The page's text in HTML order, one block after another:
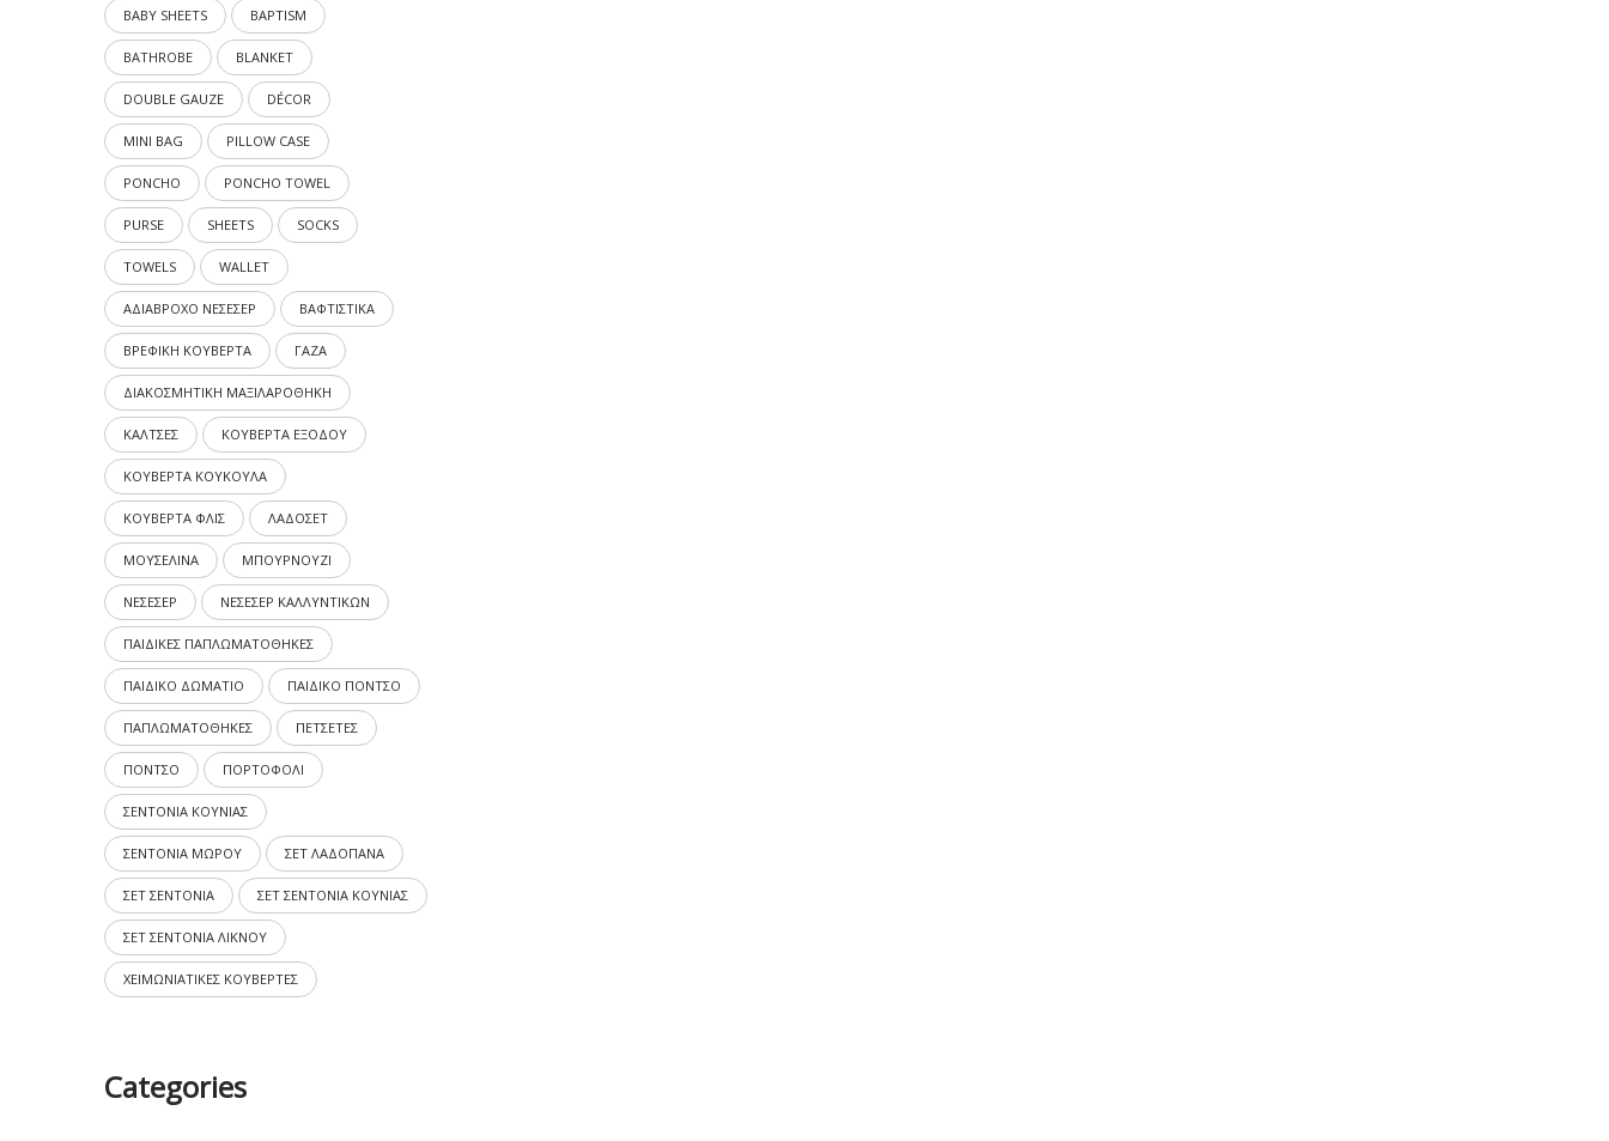
BABY SHEETS BAPTISM
BATHROBE BLANKET
DOUBLE GAUZE DÉCOR
MINI BAG PILLOW CASE
PONCHO PONCHO TOWEL
PURSE SHEETS SOCKS
TOWELS WALLET
ΑΔΙΑΒΡΟΧΟ ΝΕΣΕΣΕΡ ΒΑΦΤΙΣΤΙΚΑ
ΒΡΕΦΙΚΗ ΚΟΥΒΕΡΤΑ ΓΑΖΑ
ΔΙΑΚΟΣΜΗΤΙΚΗ ΜΑΞΙΛΑΡΟΘΗΚΗ
ΚΑΛΤΣΕΣ ΚΟΥΒΕΡΤΑ ΕΞΟΔΟΥ
ΚΟΥΒΕΡΤΑ ΚΟΥΚΟΥΛΑ
ΚΟΥΒΕΡΤΑ ΦΛΙΣ ΛΑΔΟΣΕΤ
ΜΟΥΣΕΛΙΝΑ ΜΠΟΥΡΝΟΥΖΙ
ΝΕΣΕΣΕΡ ΝΕΣΕΣΕΡ ΚΑΛΛΥΝΤΙΚΩΝ
ΠΑΙΔΙΚΕΣ ΠΑΠΛΩΜΑΤΟΘΗΚΕΣ
ΠΑΙΔΙΚΟ ΔΩΜΑΤΙΟ ΠΑΙΔΙΚΟ ΠΟΝΤΣΟ
ΠΑΠΛΩΜΑΤΟΘΗΚΕΣ ΠΕΤΣΕΤΕΣ
ΠΟΝΤΣΟ ΠΟΡΤΟΦΟΛΙ
ΣΕΝΤΟΝΙΑ ΚΟΥΝΙΑΣ
ΣΕΝΤΟΝΙΑ ΜΩΡΟΥ ΣΕΤ ΛΑΔΟΠΑΝΑ
ΣΕΤ ΣΕΝΤΟΝΙΑ ΣΕΤ ΣΕΝΤΟΝΙΑ ΚΟΥΝΙΑΣ
ΣΕΤ ΣΕΝΤΟΝΙΑ ΛΙΚΝΟΥ
ΧΕΙΜΩΝΙΑΤΙΚΕΣ ΚΟΥΒΕΡΤΕΣ
Categories